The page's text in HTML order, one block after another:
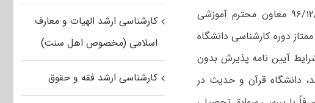
به گزارش مسترتست، به استناد بخشنامه شماره ۲/۲۹۹۵۷۴ مورخ ۹۶/۱۲/۱۶ معاون محترم آموزشی
دوره کارشناسی دانشگاه
آیین نامه پذیرش بدون
دانشگاه قرآن و حدیث در
کارشناسی ارشد الهیات و معارف
اسلامی (مخصوص اهل سنت)
کارشناسی ارشد فقه و حقوق